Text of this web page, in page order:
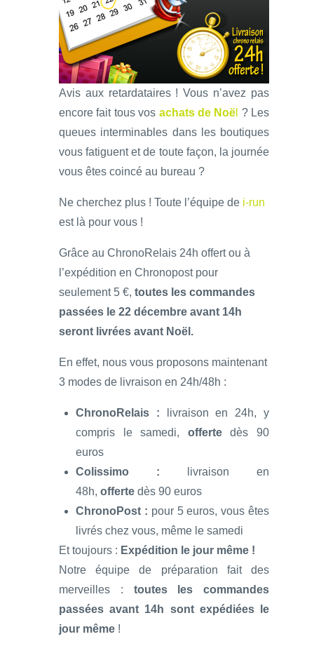
Avis aux retardataires ! Vous n’avez pas
encore fait tous vos achats de Noë ? Les
queues interminables dans les boutiques
vous fatiguent et de toute façon, la journée
vous êtes coincé au bureau ?
Ne cherchez plus ! Toute l’équipe de i-run
est là pour vous !
Grâce au ChronoRelais 24h offert ou à
l’expédition en Chronopost pour
seulement 5 €, toutes les commandes
passées le 22 décembre avant 14h
seront livrées avant Noël.
En effet, nous vous proposons maintenant
3 modes de livraison en 24h/48h :
ChronoRelais : livraison en 24h, y
compris le samedi, offertedès 90
euros
Colissimo : livraison en
48h, offerte dès 90 euros
ChronoPost : pour 5 euros, vous êtes
livrés chez vous, même le samedi
Et toujours : Expédition le jour même !
Notre équipe de préparation fait des
merveilles : toutes les commandes
passées avant 14h sont expédiées le
jour même !